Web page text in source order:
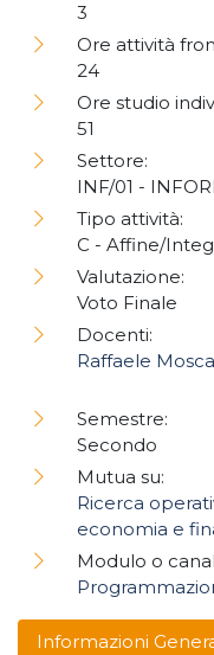
Informazioni
3
Ore attività
24
Ore studio
51
Settore:
INF/01 -
Tipo attività:
C - Affine/
Valutazione:
Voto Finale
Docenti:
Raffaele Mosca
Semestre:
Secondo
Mutua su:
Ricerca
economia e
Modulo o